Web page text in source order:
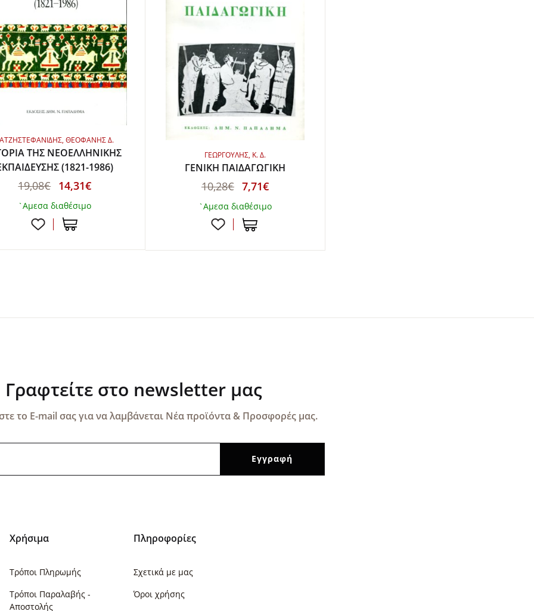
ΘΕΟΦΑΝΗΣ Δ.
ΤΗΣ ΝΕΟΕΛΛΗΝΙΚΗΣ
(1821-1986)
19,08€ 14,31€
`Αμεσα διαθέσιμο
ΓΕΩΡΓΟΥΛΗΣ, Κ. Δ.
ΓΕΝΙΚΗ ΠΑΙΔΑΓΩΓΙΚΗ
10,28€ 7,71€
`Αμεσα διαθέσιμο
Γραφτείτε στο newsletter μας
το E-mail σας για να λαμβάνεται Νέα προϊόντα & Προσφορές μας.
Χρήσιμα
Τρόποι Πληρωμής
Τρόποι Παραλαβής -
Αποστολής
Πληροφορίες
Σχετικά με μας
Όροι χρήσης